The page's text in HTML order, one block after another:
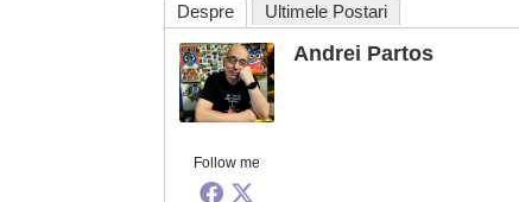
Despre Ultimele Postari
Follow me
Andrei Partos